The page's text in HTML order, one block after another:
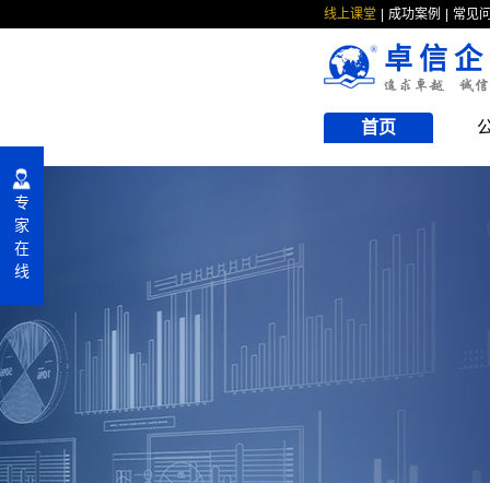
线上课堂 成功案例 常见
卓信
首页
专
家
在
线